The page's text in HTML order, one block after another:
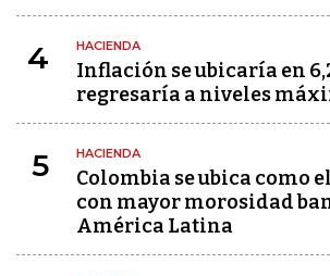
4 HACIENDA
Inflación se ubicaría en
regresaría a niveles
5 HACIENDA
Colombia se ubica como
con mayor morosidad
América Latina